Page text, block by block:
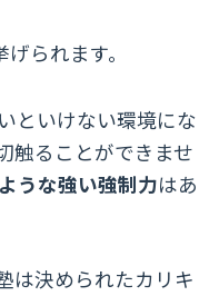
られます。
といけない環境にな
触ることができませ
うな強い強制力はあ
は決められたカリキ